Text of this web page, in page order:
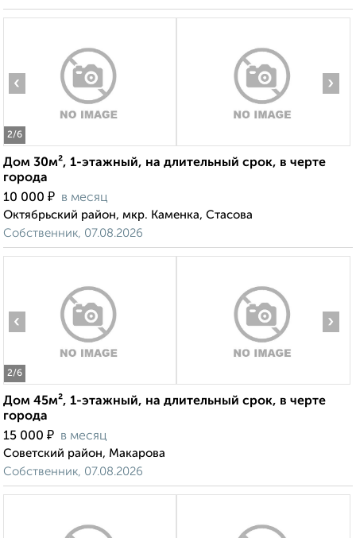
2/6
‹ ›
Дом 30м², 1-этажный, на длительный срок, в черте
города
10 000 ₽ в месяц
Октябрьский район, мкр. Каменка, Стасова
Собственник, 07.08.2026
2/6
‹ ›
Дом 45м², 1-этажный, на длительный срок, в черте
города
15 000 ₽ в месяц
Советский район, Макарова
Собственник, 07.08.2026